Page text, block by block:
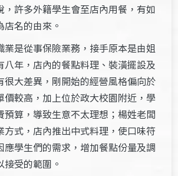
，許多外籍學生會至店內用餐，有如
名的由來。
業是從事保險業務，接手原本是由姐
八年，店內的餐點料理、裝潢擺設及
很大差異，剛開始的經營風格偏向於
價較高，加上位於政大校園附近，學
預算，導致生意不太理想；楊姓老闆
方式，店內推出中式料理，使口味符
應學生們的需求，增加餐點份量及調
受的範圍。